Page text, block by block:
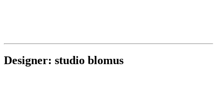
Designer: studio blomus